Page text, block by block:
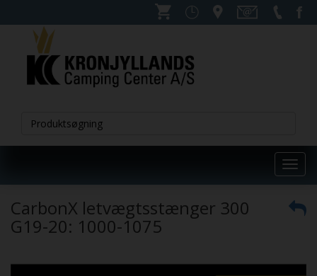
CarbonX letvægtsstænger 300
G19-20: 1000-1075